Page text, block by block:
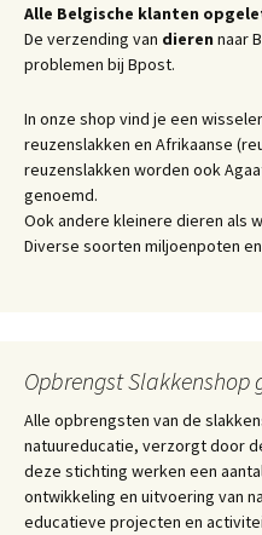
Alle Belgische klanten
De verzending van dieren naar
problemen bij Bpost.
In onze shop vind je een
reuzenslakken en Afrikaanse
reuzenslakken worden ook
genoemd.
Ook andere kleinere dieren als
Diverse soorten miljoenpoten
Opbrengst
Alle opbrengsten van de
natuureducatie, verzorgt door
deze stichting werken een
ontwikkeling en uitvoering van
educatieve projecten en